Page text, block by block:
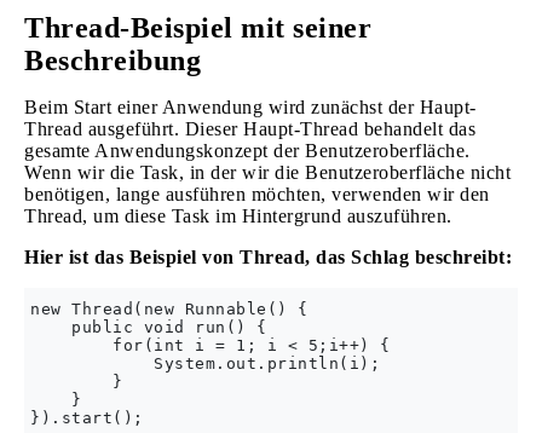
Thread-Beispiel mit seiner
Beschreibung
Beim Start einer Anwendung wird zunächst der Haupt-
Thread ausgeführt. Dieser Haupt-Thread behandelt das
gesamte Anwendungskonzept der Benutzeroberfläche.
Wenn wir die Task, in der wir die Benutzeroberfläche nicht
benötigen, lange ausführen möchten, verwenden wir den
Thread, um diese Task im Hintergrund auszuführen.
Hier ist das Beispiel von Thread, das Schlag beschreibt:
new Thread(new Runnable() {
    public void run() {
        for(int i = 1; i < 5;i++) {
            System.out.println(i);
        }
    }